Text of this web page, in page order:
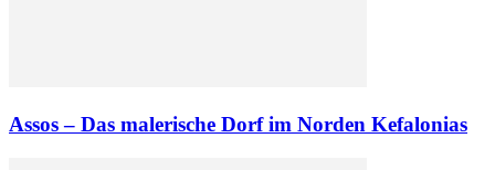
Assos – Das malerische Dorf im Norden Kefalonias